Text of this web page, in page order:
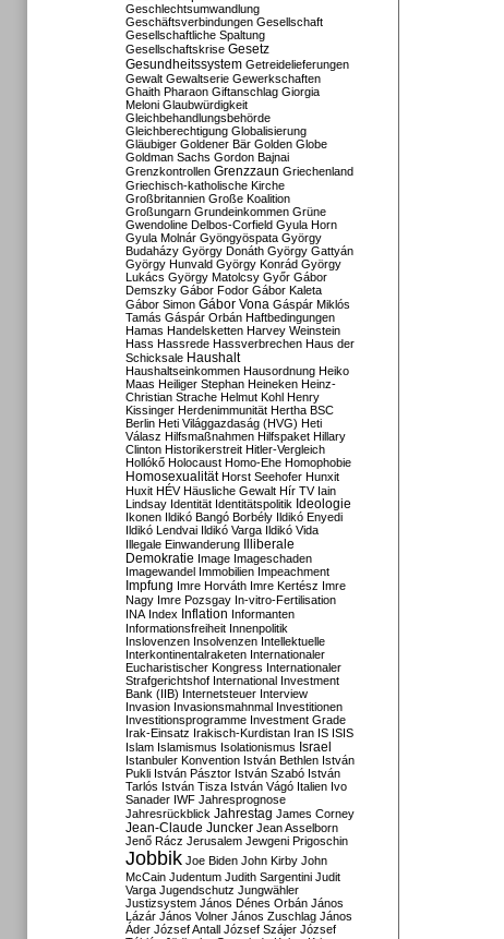
Geschlechtsumwandlung
Geschäftsverbindungen Gesellschaft
Gesellschaftliche Spaltung
Gesellschaftskrise Gesetz
Gesundheitssystem Getreidelieferungen
Gewalt Gewaltserie Gewerkschaften
Ghaith Pharaon Giftanschlag Giorgia
Meloni Glaubwürdigkeit
Gleichbehandlungsbehörde
Gleichberechtigung Globalisierung
Gläubiger Goldener Bär Golden Globe
Goldman Sachs Gordon Bajnai
Grenzkontrollen Grenzzaun Griechenland
Griechisch-katholische Kirche
Großbritannien Große Koalition
Großungarn Grundeinkommen Grüne
Gwendoline Delbos-Corfield Gyula Horn
Gyula Molnár Gyöngyöspata György
Budaházy György Donáth György Gattyán
György Hunvald György Konrád György
Lukács György Matolcsy Győr Gábor
Demszky Gábor Fodor Gábor Kaleta
Gábor Simon Gábor Vona Gáspár Miklós
Tamás Gáspár Orbán Haftbedingungen
Hamas Handelsketten Harvey Weinstein
Hass Hassrede Hassverbrechen Haus der
Schicksale Haushalt
Haushaltseinkommen Hausordnung Heiko
Maas Heiliger Stephan Heineken Heinz-
Christian Strache Helmut Kohl Henry
Kissinger Herdenimmunität Hertha BSC
Berlin Heti Világgazdaság (HVG) Heti
Válasz Hilfsmaßnahmen Hilfspaket Hillary
Clinton Historikerstreit Hitler-Vergleich
Hollókő Holocaust Homo-Ehe Homophobie
Homosexualität Horst Seehofer Hunxit
Huxit HÉV Häusliche Gewalt Hír TV Iain
Lindsay Identität Identitätspolitik Ideologie
Ikonen Ildikó Bangó Borbély Ildikó Enyedi
Ildikó Lendvai Ildikó Varga Ildikó Vida
Illegale Einwanderung Illiberale
Demokratie Image Imageschaden
Imagewandel Immobilien Impeachment
Impfung Imre Horváth Imre Kertész Imre
Nagy Imre Pozsgay In-vitro-Fertilisation
INA Index Inflation Informanten
Informationsfreiheit Innenpolitik
Inslovenzen Insolvenzen Intellektuelle
Interkontinentalraketen Internationaler
Eucharistischer Kongress Internationaler
Strafgerichtshof International Investment
Bank (IIB) Internetsteuer Interview
Invasion Invasionsmahnmal Investitionen
Investitionsprogramme Investment Grade
Irak-Einsatz Irakisch-Kurdistan Iran IS ISIS
Islam Islamismus Isolationismus Israel
Istanbuler Konvention István Bethlen István
Pukli István Pásztor István Szabó István
Tarlós István Tisza István Vágó Italien Ivo
Sanader IWF Jahresprognose
Jahresrückblick Jahrestag James Corney
Jean-Claude Juncker Jean Asselborn
Jenő Rácz Jerusalem Jewgeni Prigoschin
Jobbik Joe Biden John Kirby John
McCain Judentum Judith Sargentini Judit
Varga Jugendschutz Jungwähler
Justizsystem János Dénes Orbán János
Lázár János Volner János Zuschlag János
Áder József Antall József Szájer József